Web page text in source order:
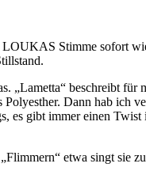
Stimme sofort
„Lametta“ beschreibt
Dann hab ich
es gibt immer einen
etwa singt sie